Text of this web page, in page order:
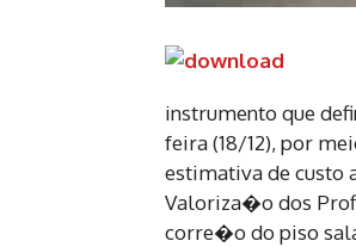
instrumento que
feira (18/12), por
estimativa de custo
Valoriza�o dos
corre�o do piso